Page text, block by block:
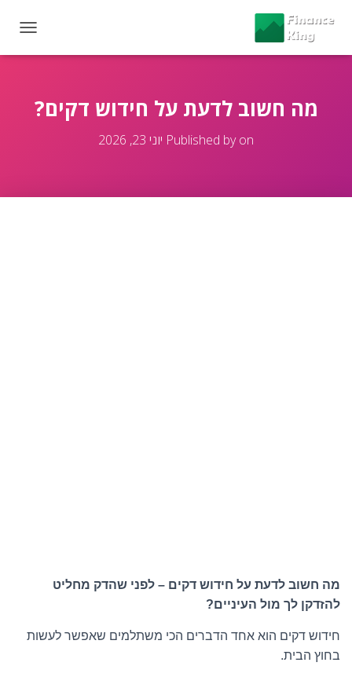
O
מה חשוב לדעת על חידוש דקים?
Published byon יוני 23, 2026
מה חשוב לדעת על חידוש דקים – לפני שהדק מחליט
להזדקן לך מול העיניים?
חידוש דקים הוא אחד הדברים הכי משתלמים שאפשר לעשות
בחוץ הבית.